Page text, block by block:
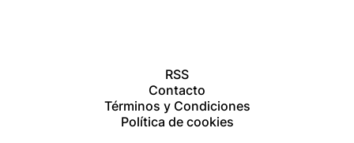
RSS
Contacto
Términos y Condiciones
Política de cookies